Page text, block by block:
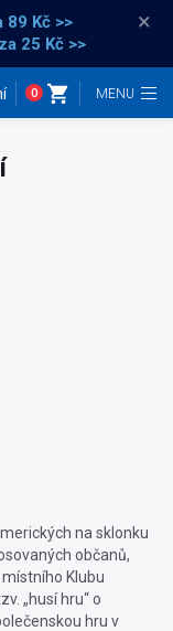
89 Kč >>
25 Kč >>
×
0
na sklonku
občanů,
Klubu
„husí hru“ o
hru v